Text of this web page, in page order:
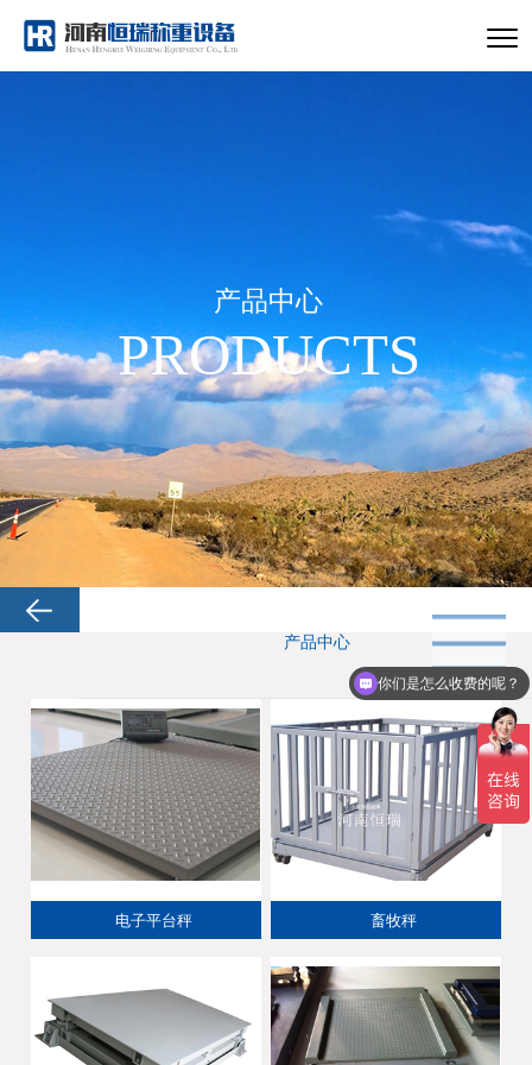
产品中心
PRODUCTS
产品中心
电子平台秤 畜牧秤
你们是怎么收费的呢？